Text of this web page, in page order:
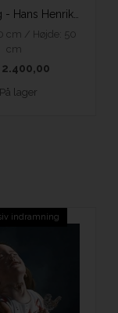
cm / Højde: 50
cm
2.400,00
På lager
indramning